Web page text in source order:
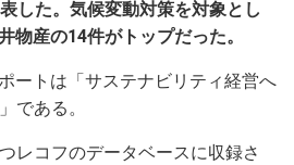
した。気候変動対策を対象とし
物産の14件がトップだった。
ートは「サステナビリティ経営へ
である。
レコフのデータベースに収録さ